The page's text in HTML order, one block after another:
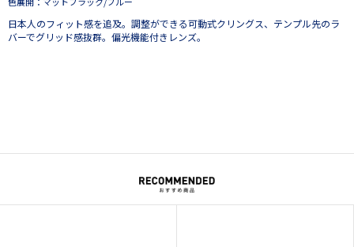
日本人のフィット感を追及。調整ができる可動式クリングス、テンプル先のラ
バーでグリッド感抜群。偏光機能付きレンズ。